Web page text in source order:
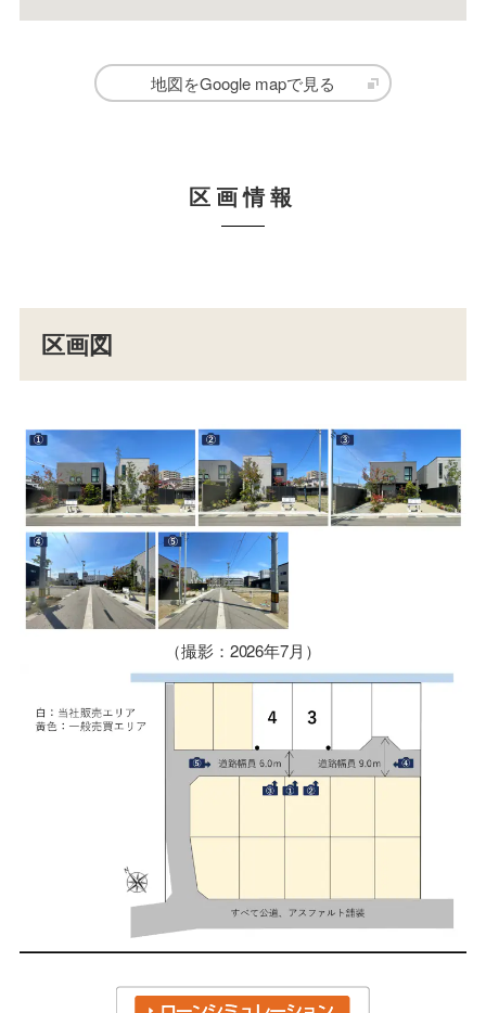
地図をGoogle mapで見る
区画情報
区画図
（撮影：2026年7月）